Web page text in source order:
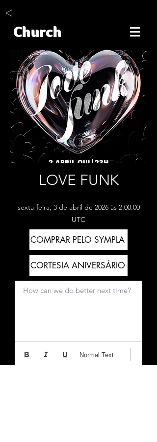
<
Church
LOVE FUNK
sexta-feira, 3 de abril de 2026 às 2:00:00
UTC
COMPRAR PELO SYMPLA
CORTESIA ANIVERSÁRIO
How can we do better next time?
Normal Text